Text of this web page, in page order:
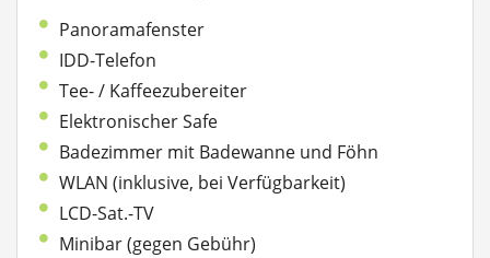
Panoramafenster
IDD-Telefon
Tee- / Kaffeezubereiter
Elektronischer Safe
Badezimmer mit Badewanne und Föhn
WLAN (inklusive, bei Verfügbarkeit)
LCD-Sat.-TV
Minibar (gegen Gebühr)